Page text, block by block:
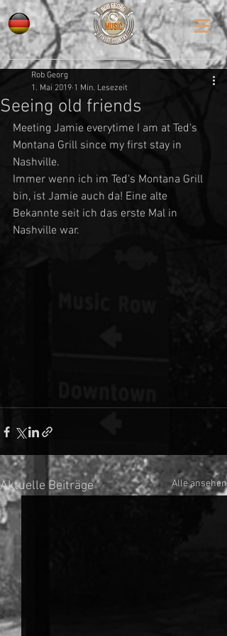
Seeing old friends
Rob Georg
1. Mai 2019 1 Min. Lesezeit
Meeting Jamie everytime I am at Ted's
Montana Grill since my first stay in
Nashville.
Immer wenn ich im Ted's Montana Grill
bin, ist Jamie auch da! Eine alte
Bekannte seit ich das erste Mal in
Nashville war.
Aktuelle Beiträge Alle ansehen